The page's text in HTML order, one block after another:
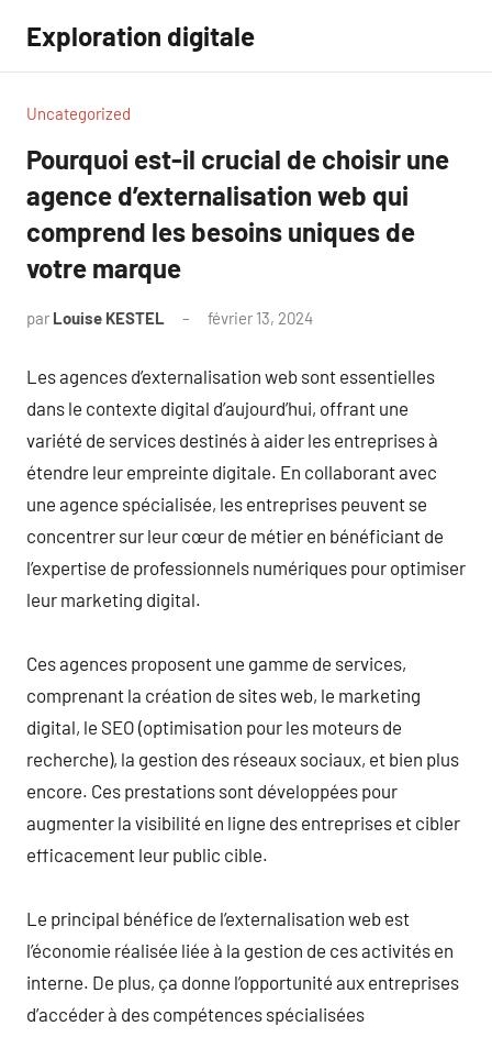
contenu
Exploration digitale
Uncategorized
Pourquoi est-il crucial de choisir une
agence d’externalisation web qui
comprend les besoins uniques de
votre marque
par Louise KESTEL février 13, 2024
Les agences d’externalisation web sont essentielles
dans le contexte digital d’aujourd’hui, offrant une
variété de services destinés à aider les entreprises à
étendre leur empreinte digitale. En collaborant avec
une agence spécialisée, les entreprises peuvent se
concentrer sur leur cœur de métier en bénéficiant de
l’expertise de professionnels numériques pour optimiser
leur marketing digital.
Ces agences proposent une gamme de services,
comprenant la création de sites web, le marketing
digital, le SEO (optimisation pour les moteurs de
recherche), la gestion des réseaux sociaux, et bien plus
encore. Ces prestations sont développées pour
augmenter la visibilité en ligne des entreprises et cibler
efficacement leur public cible.
Le principal bénéfice de l’externalisation web est
l’économie réalisée liée à la gestion de ces activités en
interne. De plus, ça donne l’opportunité aux entreprises
d’accéder à des compétences spécialisées